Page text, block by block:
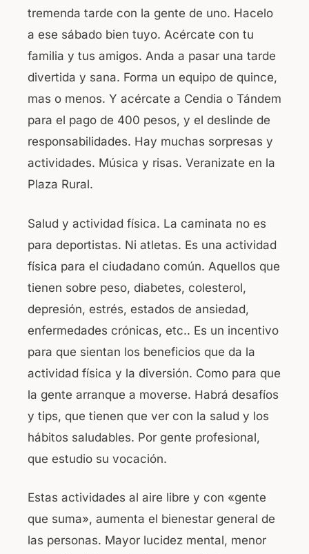
tremenda tarde con la gente de uno. Hacelo
a ese sábado bien tuyo. Acércate con tu
familia y tus amigos. Anda a pasar una tarde
divertida y sana. Forma un equipo de quince,
mas o menos. Y acércate a Cendia o Tándem
para el pago de 400 pesos, y el deslinde de
responsabilidades. Hay muchas sorpresas y
actividades. Música y risas. Veranizate en la
Plaza Rural.
Salud y actividad física. La caminata no es
para deportistas. Ni atletas. Es una actividad
física para el ciudadano común. Aquellos que
tienen sobre peso, diabetes, colesterol,
depresión, estrés, estados de ansiedad,
enfermedades crónicas, etc.. Es un incentivo
para que sientan los beneficios que da la
actividad física y la diversión. Como para que
la gente arranque a moverse. Habrá desafíos
y tips, que tienen que ver con la salud y los
hábitos saludables. Por gente profesional,
que estudio su vocación.
Estas actividades al aire libre y con «gente
que suma», aumenta el bienestar general de
las personas. Mayor lucidez mental, menor